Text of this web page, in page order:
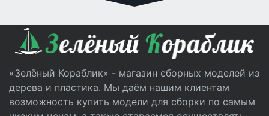
«Зелёный Кораблик» - магазин сборных моделей из
дерева и пластика. Мы даём нашим клиентам
возможность купить модели для сборки по самым